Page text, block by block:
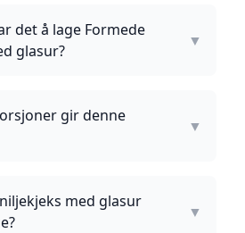
det å lage Formede
glasur?
▼
gir denne
▼
med glasur
▼